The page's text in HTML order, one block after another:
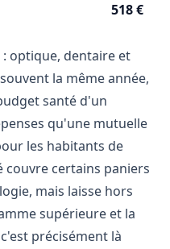
518 €
: optique, dentaire et
la même année,
santé d'un
qu'une mutuelle
les habitants de
couvre certains paniers
mais laisse hors
supérieure et la
précisément là